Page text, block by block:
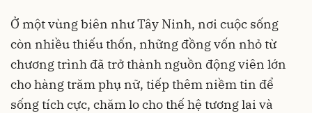
Ở một vùng biên như Tây Ninh, nơi cuộc sống
còn nhiều thiếu thốn, những đồng vốn nhỏ từ
chương trình đã trở thành nguồn động viên lớn
cho hàng trăm phụ nữ, tiếp thêm niềm tin để
sống tích cực, chăm lo cho thế hệ tương lai và